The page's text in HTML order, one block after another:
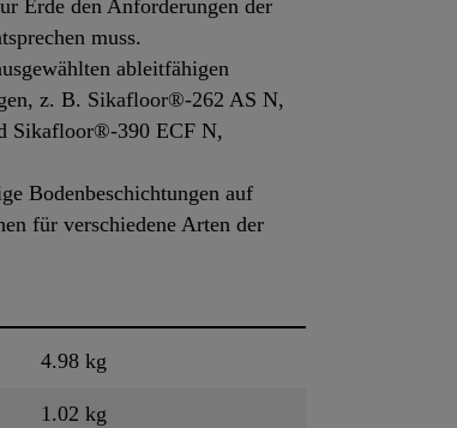
Erde den Anforderungen der
muss.
ableitfähigen
z. B. Sikafloor®-262 AS N,
Sikafloor®-390 ECF N,
Bodenbeschichtungen auf
für verschiedene Arten der
4.98 kg
1.02 kg